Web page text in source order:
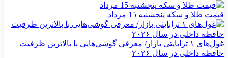
قیمت طلا و سکه پنجشنبه 15 مرداد
غول‌های ۱ ترابایتی بازار/ معرفی گوشی‌هایی با بالاترین ظرفیت
حافظه داخلی در سال ۲۰۲۶